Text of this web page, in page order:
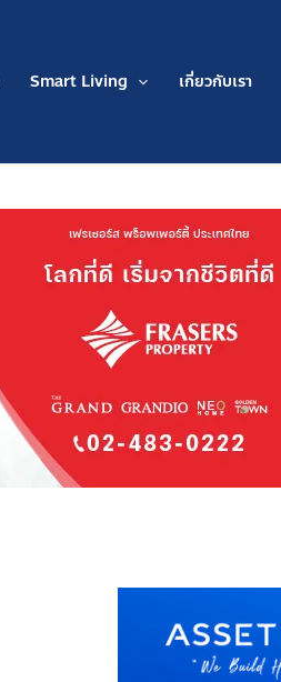
Smart Living เกี่ยวกับเรา